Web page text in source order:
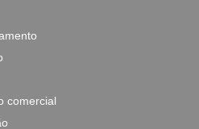
comercial